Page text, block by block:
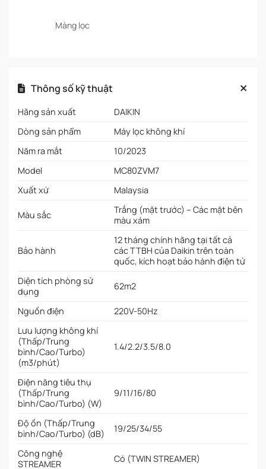
Màng lọc
Thông số kỹ thuật
Hãng sản xuất
DAIKIN
Dòng sản phẩm
Máy lọc không khí
Năm ra mắt
10/2023
Model
MC80ZVM7
Xuất xứ
Malaysia
Màu sắc
Trắng (mặt trước) – Các mặt bên
màu xám
Bảo hành
12 tháng chính hãng tại tất cả
các TTBH của Daikin trên toàn
quốc, kích hoạt bảo hành điện tử
Diện tích phòng sử
dụng
62m2
Nguồn điện
220V-50Hz
Lưu lượng không khí
(Thấp/Trung
bình/Cao/Turbo)
(m3/phút)
1.4/2.2/3.5/8.0
Điện năng tiêu thụ
(Thấp/Trung
bình/Cao/Turbo) (W)
9/11/16/80
Độ ồn (Thấp/Trung
bình/Cao/Turbo) (dB)
19/25/34/55
Công nghệ
STREAMER
Có (TWIN STREAMER)